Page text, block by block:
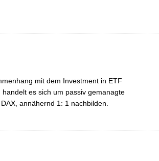
mit dem Investment in ETF
es sich um passiv gemanagte
annähernd 1: 1 nachbilden.